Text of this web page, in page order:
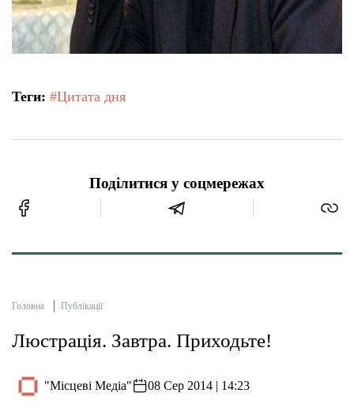
Теги: #Цитата дня
Поділитися у соцмережах
Головна Публікації
Люстрація. Завтра. Приходьте!
"Місцеві Медіа" 08 Сер 2014 | 14:23